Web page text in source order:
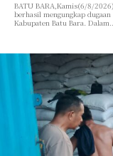
BATU BARA,Kamis(6/8/
berhasil mengungkap
Kabupaten Batu Bara. Dalam...